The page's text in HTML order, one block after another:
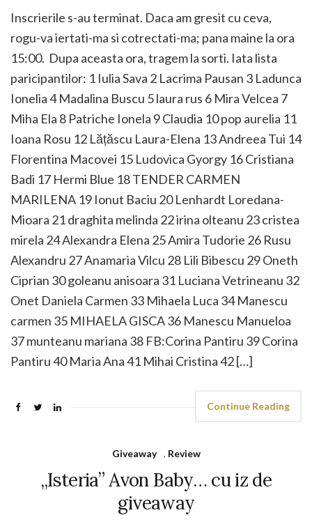
Inscrierile s-au terminat. Daca am gresit cu ceva,
rogu-va iertati-ma si cotrectati-ma; pana maine la ora
15:00. Dupa aceasta ora, tragem la sorti. Iata lista
paricipantilor: 1 Iulia Sava 2 Lacrima Pausan 3 Ladunca
Ionelia 4 Madalina Buscu 5 laura rus 6 Mira Velcea 7
Miha Ela 8 Patriche Ionela 9 Claudia 10 pop aurelia 11
Ioana Rosu 12 Lățăscu Laura-Elena 13 Andreea Tui 14
Florentina Macovei 15 Ludovica Gyorgy 16 Cristiana
Badi 17 Hermi Blue 18 TENDER CARMEN
MARILENA 19 Ionut Baciu 20 Lenhardt Loredana-
Mioara 21 draghita melinda 22 irina olteanu 23 cristea
mirela 24 Alexandra Elena 25 Amira Tudorie 26 Rusu
Alexandru 27 Anamaria Vilcu 28 Lili Bibescu 29 Oneth
Ciprian 30 goleanu anisoara 31 Luciana Vetrineanu 32
Onet Daniela Carmen 33 Mihaela Luca 34 Manescu
carmen 35 MIHAELA GISCA 36 Manescu Manueloa
37 munteanu mariana 38 FB:Corina Pantiru 39 Corina
Pantiru 40 Maria Ana 41 Mihai Cristina 42 […]
Continue Reading
Giveaway , Review
„Isteria” Avon Baby… cu iz de
giveaway